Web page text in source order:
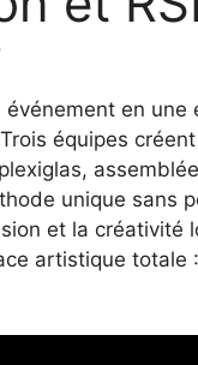
en
équipes
unique sans
et la créativité
artistique totale